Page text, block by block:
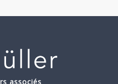
associés